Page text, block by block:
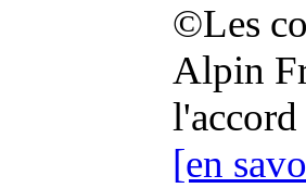
©Les
Alpin
l'accord
[en